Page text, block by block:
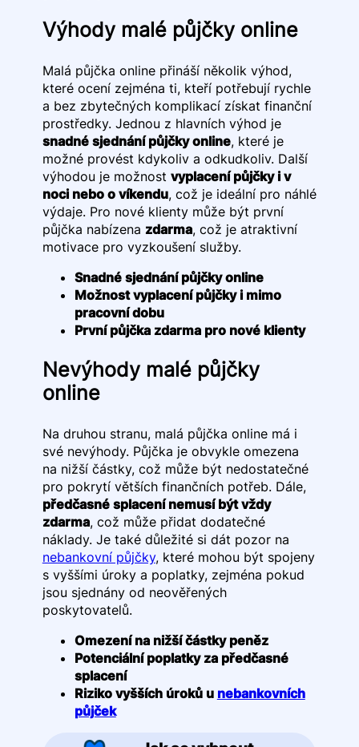
Výhody malé půjčky online
Malá půjčka online přináší několik výhod,
které ocení zejména ti, kteří potřebují rychle
a bez zbytečných komplikací získat finanční
prostředky. Jednou z hlavních výhod je
snadné sjednání půjčky online, které je
možné provést kdykoliv a odkudkoliv. Další
výhodou je možnost vyplacení půjčky i v
noci nebo o víkendu, což je ideální pro náhlé
výdaje. Pro nové klienty může být první
půjčka nabízena zdarma, což je atraktivní
motivace pro vyzkoušení služby.
Snadné sjednání půjčky online
Možnost vyplacení půjčky i mimo
pracovní dobu
První půjčka zdarma pro nové klienty
Nevýhody malé půjčky
online
Na druhou stranu, malá půjčka online má i
své nevýhody. Půjčka je obvykle omezena
na nižší částky, což může být nedostatečné
pro pokrytí větších finančních potřeb. Dále,
předčasné splacení nemusí být vždy
zdarma, což může přidat dodatečné
náklady. Je také důležité si dát pozor na
nebankovní půjčky, které mohou být spojeny
s vyššími úroky a poplatky, zejména pokud
jsou sjednány od neověřených
poskytovatelů.
Omezení na nižší částky peněz
Potenciální poplatky za předčasné
splacení
Riziko vyšších úroků u nebankovních
půjček